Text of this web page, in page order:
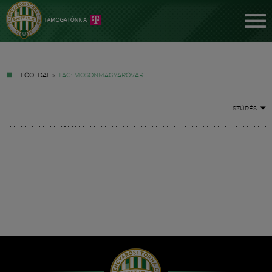
FŐOLDAL » TAG: MOSONMAGYARÓVÁR
SZŰRÉS
Hírek